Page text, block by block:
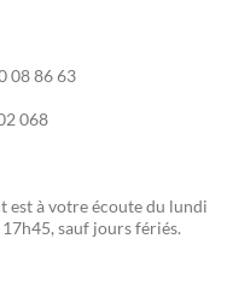
08 86 63
068
est à votre écoute du lundi
sauf jours fériés.